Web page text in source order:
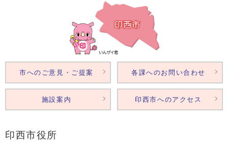
印西市役所
市へのご意見・ご提案 各課へのお問い合わせ
施設案内 印西市へのアクセス